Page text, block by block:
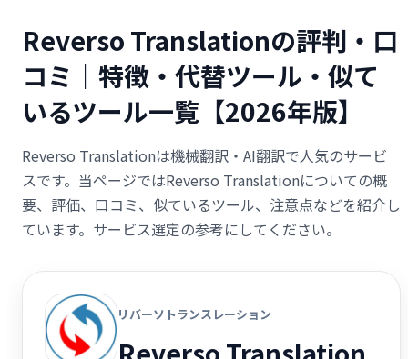
Reverso Translationの評判・口
コミ｜特徴・代替ツール・似て
いるツール一覧【2026年版】
Reverso Translationは機械翻訳・AI翻訳で人気のサービ
スです。当ページではReverso Translationについての概
要、評価、口コミ、似ているツール、注意点などを紹介し
ています。サービス選定の参考にしてください。
リバーソトランスレーション